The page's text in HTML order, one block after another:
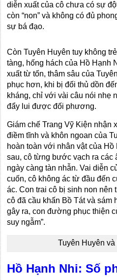
diễn xuất của cô chưa có sự
còn “non” và không có đủ
sự bá đạo.
Còn Tuyên Huyên tuy không
tàng, hống hách của Hồ Hạnh
xuất từ tốn, thâm sâu của
phục hơn, khi bị đối thủ dồn
kháng, chỉ với vài câu nói nhẹ
đẩy lui được đối phương.
Giám chế Trang Vỹ Kiện nhận
điềm tĩnh và khôn ngoan của
hoàn toàn với nhân vật của
sau, cô từng bước vạch ra các
ngày càng tàn nhẫn. Vai diễn
cuốn, cô không ác từ đầu đến
ác. Con trai cô bị sinh non nên
cô đã cầu khấn Bồ Tát và sám
gây ra, con đường phục thiện
suy ngẫm”.
Tuyên Huyên
Hồ Hạnh Nhi: Số